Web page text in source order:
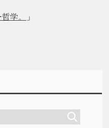
学。 」